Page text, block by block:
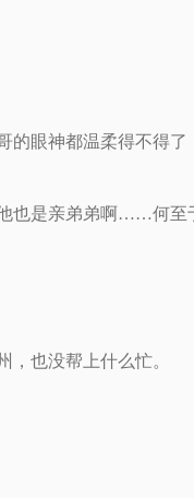
的眼神都温柔得不得了
也是亲弟弟啊……何至
也没帮上什么忙。